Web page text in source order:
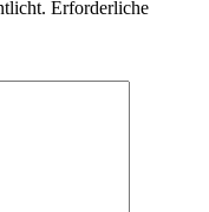
Erforderliche